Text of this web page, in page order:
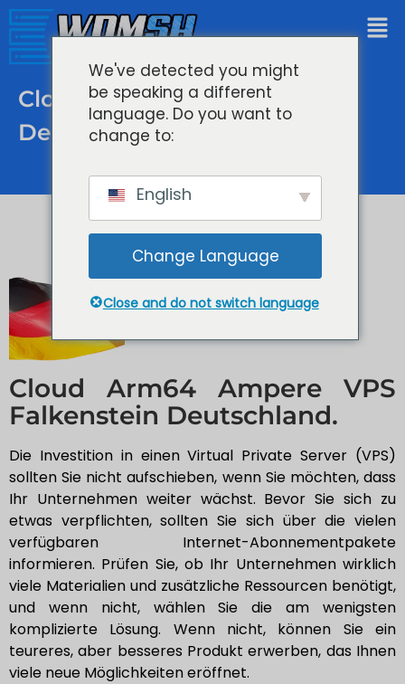
Cloud VPS Falkenstein
Deutschland.
Cloud Arm64 Ampere VPS
Falkenstein Deutschland.
Die Investition in einen Virtual Private Server (VPS)
sollten Sie nicht aufschieben, wenn Sie möchten, dass
Ihr Unternehmen weiter wächst. Bevor Sie sich zu
etwas verpflichten, sollten Sie sich über die vielen
verfügbaren Internet-Abonnementpakete
informieren. Prüfen Sie, ob Ihr Unternehmen wirklich
viele Materialien und zusätzliche Ressourcen benötigt,
und wenn nicht, wählen Sie die am wenigsten
komplizierte Lösung. Wenn nicht, können Sie ein
teureres, aber besseres Produkt erwerben, das Ihnen
viele neue Möglichkeiten eröffnet.
We've detected you might
be speaking a different
language. Do you want to
change to:
English
Change Language
Close and do not switch language